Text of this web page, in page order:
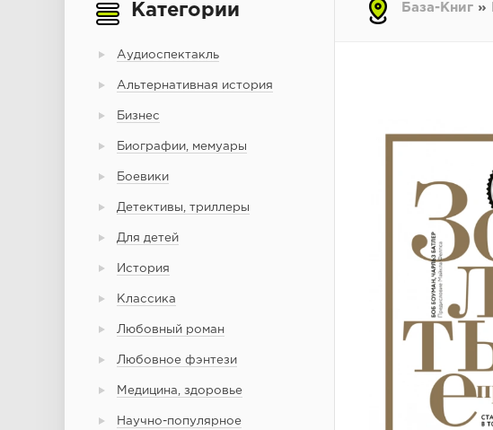
Категории
Аудиоспектакль
Альтернативная история
Бизнес
Биографии, мемуары
Боевики
Детективы, триллеры
Для детей
История
Классика
Любовный роман
Любовное фэнтези
Медицина, здоровье
Научно-популярное
База-Книг »